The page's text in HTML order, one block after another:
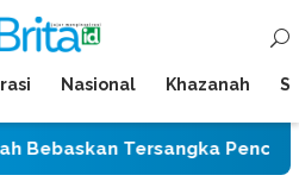
Nasional Khazanah
Tersangka Pencabulan Tiga